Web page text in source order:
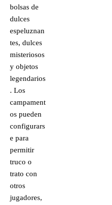
bolsas de
dulces
espeluznan
tes, dulces
misteriosos
y objetos
legendarios
. Los
campament
os pueden
configurars
e para
permitir
truco o
trato con
otros
jugadores,